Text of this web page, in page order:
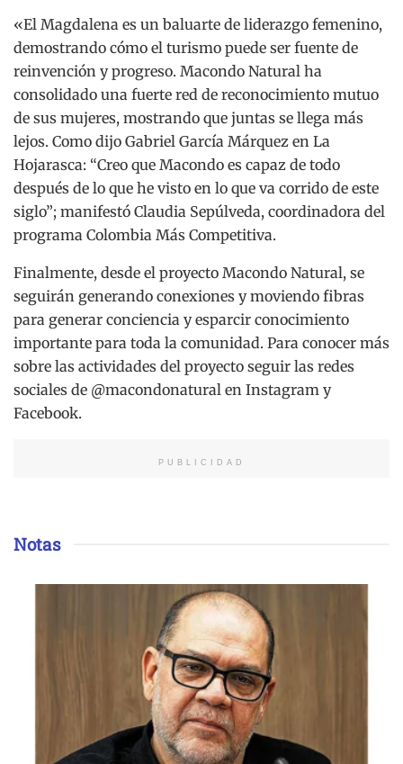
«El Magdalena es un baluarte de liderazgo femenino,
demostrando cómo el turismo puede ser fuente de
reinvención y progreso. Macondo Natural ha
consolidado una fuerte red de reconocimiento mutuo
de sus mujeres, mostrando que juntas se llega más
lejos. Como dijo Gabriel García Márquez en La
Hojarasca: “Creo que Macondo es capaz de todo
después de lo que he visto en lo que va corrido de este
siglo”; manifestó Claudia Sepúlveda, coordinadora del
programa Colombia Más Competitiva.
Finalmente, desde el proyecto Macondo Natural, se
seguirán generando conexiones y moviendo fibras
para generar conciencia y esparcir conocimiento
importante para toda la comunidad. Para conocer más
sobre las actividades del proyecto seguir las redes
sociales de @macondonatural en Instagram y
Facebook.
PUBLICIDAD
Notas